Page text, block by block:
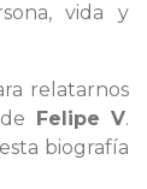
vida y
relatarnos
Felipe V.
biografía